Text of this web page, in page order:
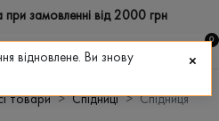
замовленні від 2000 грн
0
товари Спідниці Спідниця
відновлене. Ви знову